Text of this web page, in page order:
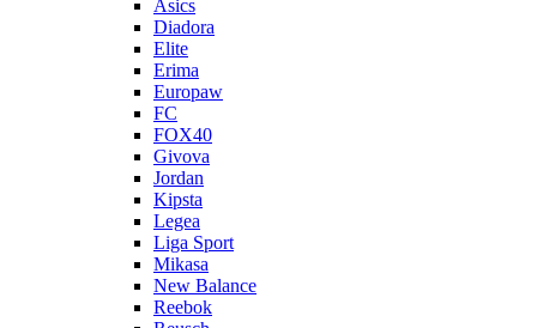
Asics
Diadora
Elite
Erima
Europaw
FC
FOX40
Givova
Jordan
Kipsta
Legea
Liga Sport
Mikasa
New Balance
Reebok